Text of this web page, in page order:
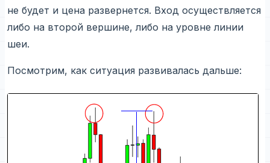
не будет и цена развернется. Вход осуществляется
либо на второй вершине, либо на уровне линии
шеи.
Посмотрим, как ситуация развивалась дальше: